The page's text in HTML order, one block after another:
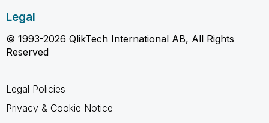
Legal
© 1993-2026 QlikTech International AB, All Rights
Reserved
Legal Policies
Privacy & Cookie Notice